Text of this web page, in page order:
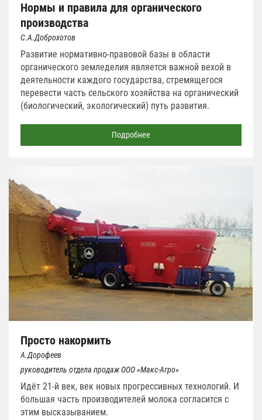
Нормы и правила для органического
производства
С.А.Доброхотов
Развитие нормативно-правовой базы в области
органического земледелия является важной вехой в
деятельности каждого государства, стремящегося
перевести часть сельского хозяйства на органический
(биологический, экологический) путь развития.
Подробнее
Просто накормить
А.Дорофеев
руководитель отдела продаж ООО «Макс-Агро»
Идёт 21-й век, век новых прогрессивных технологий. И
большая часть производителей молока согласится с
этим высказыванием.